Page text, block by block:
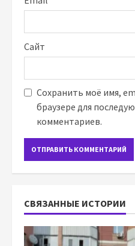
Сайт
Сохранить моё имя,
браузере для
комментариев.
СВЯЗАННЫЕ ИСТОРИИ